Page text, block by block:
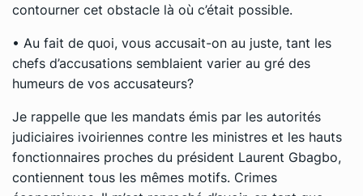
contourner cet obstacle là où c’était possible.
• Au fait de quoi, vous accusait-on au juste, tant les
chefs d’accusations semblaient varier au gré des
humeurs de vos accusateurs?
Je rappelle que les mandats émis par les autorités
judiciaires ivoiriennes contre les ministres et les hauts
fonctionnaires proches du président Laurent Gbagbo,
contiennent tous les mêmes motifs. Crimes